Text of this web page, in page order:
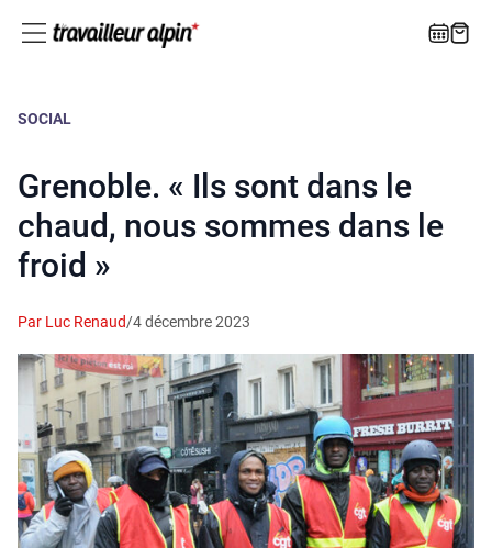
SOCIAL
Grenoble. « Ils sont dans le
chaud, nous sommes dans le
froid »
Par Luc Renaud/4 décembre 2023